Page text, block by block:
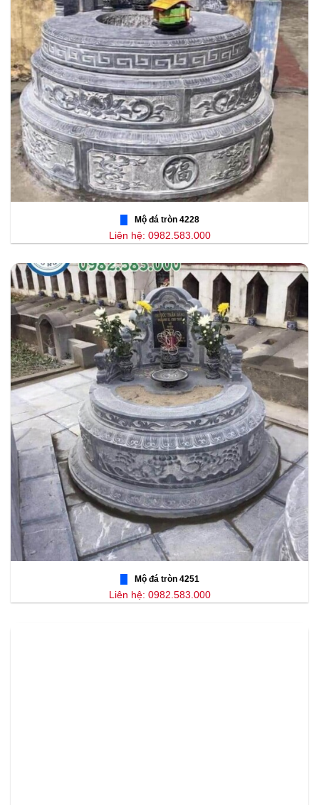
Mộ đá tròn 4228
Liên hệ: 0982.583.000
Mộ đá tròn 4251
Liên hệ: 0982.583.000